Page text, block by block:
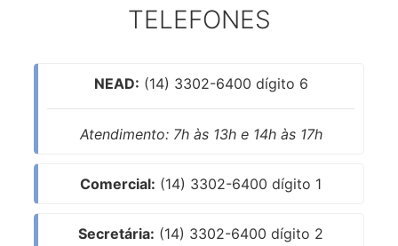
TELEFONES
NEAD: (14) 3302-6400 dígito 6
Atendimento: 7h às 13h e 14h às 17h
Comercial: (14) 3302-6400 dígito 1
Secretária: (14) 3302-6400 dígito 2